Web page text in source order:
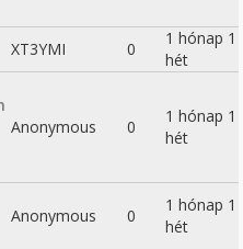
XT3YMI 0
1 hónap 1
hét
Anonymous 0
1 hónap 1
hét
Anonymous 0
1 hónap 1
hét